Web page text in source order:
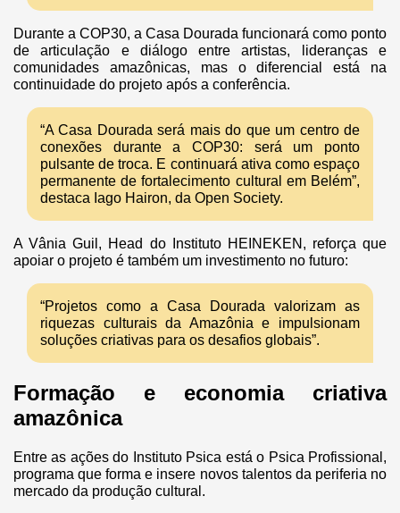
Durante a COP30, a Casa Dourada funcionará como ponto
de articulação e diálogo entre artistas, lideranças e
comunidades amazônicas, mas o diferencial está na
continuidade do projeto após a conferência.
“A Casa Dourada será mais do que um centro de
conexões durante a COP30: será um ponto
pulsante de troca. E continuará ativa como espaço
permanente de fortalecimento cultural em Belém”,
destaca Iago Hairon, da Open Society.
A Vânia Guil, Head do Instituto HEINEKEN, reforça que
apoiar o projeto é também um investimento no futuro:
“Projetos como a Casa Dourada valorizam as
riquezas culturais da Amazônia e impulsionam
soluções criativas para os desafios globais”.
Formação e economia criativa
amazônica
Entre as ações do Instituto Psica está o Psica Profissional,
programa que forma e insere novos talentos da periferia no
mercado da produção cultural.